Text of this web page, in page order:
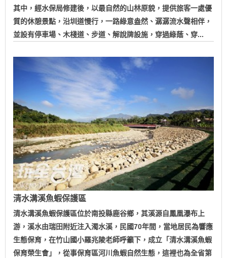
其中，經水保局修建後，以最自然的山林原貌，提供旅客一處優
質的休憩景點，沿圳道慢行，一路綠意盎然、潺潺流水聲相伴，
並設有停車場、木棧道、步道、解說牌設施，穿過綠蔭、穿...
清水溝溪魚蝦保護區
清水溝溪魚蝦保護區位於南投縣鹿谷鄉，其溪源自鳳凰瀑布上
游，溪水由瑞田附近注入濁水溪，民國70年間，當地居民為響應
生態保育，在竹山國小羅兆陵老師呼籲下，成立「清水溝溪魚蝦
保育榮生會」，從事保育區河川魚蝦自然生態，這裡也為全省第